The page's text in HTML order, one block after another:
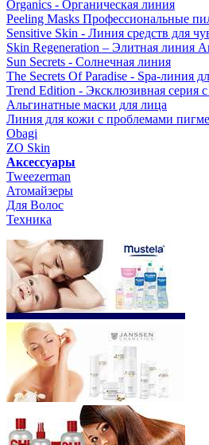
Organics - Органическая линия
Peeling Masks Профессиональные
Sensitive Skin - Линия средств для
Skin Regeneration – Элитная линия
Sun Secrets - Солнечная линия
The Secrets Of Paradise - Spa-линия
Trend Edition - Эксклюзивная
Альгинатные маски для лица
Линия для кожи с проблемами
Obagi
ZO Skin
Aксессуары
Tweezerman
Атомайзеры
Для Волос
Техника